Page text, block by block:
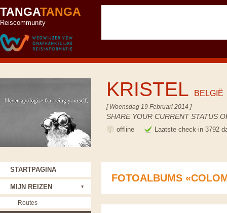
TANGATANGA
Reiscommunity
KRISTEL BELGIË
[ Woensdag 19 Februari 2014 ]
SHARE YOUR CURRENT STATUS
offline Laatste check-in 3792
FOTOALBUMS
STARTPAGINA
MIJN REIZEN
Routes